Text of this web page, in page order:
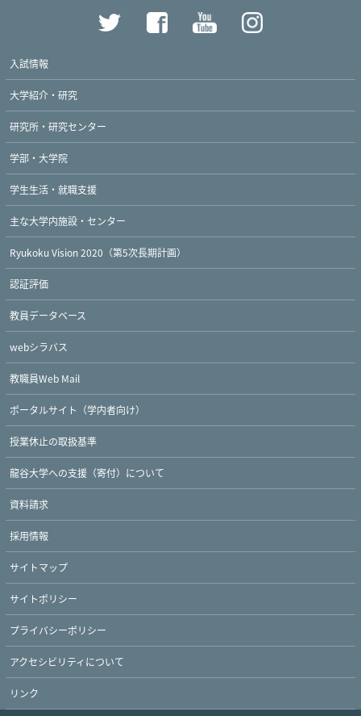
入試情報
大学紹介・研究
研究所・研究センター
学部・大学院
学生生活・就職支援
主な大学内施設・センター
Ryukoku Vision 2020（第5次長期計画）
認証評価
教員データベース
webシラバス
教職員Web Mail
ポータルサイト（学内者向け）
授業休止の取扱基準
龍谷大学への支援（寄付）について
資料請求
採用情報
サイトマップ
サイトポリシー
プライバシーポリシー
アクセシビリティについて
リンク